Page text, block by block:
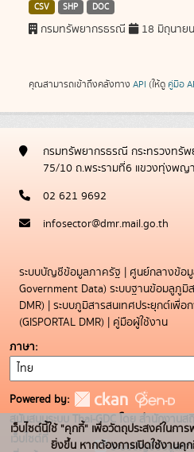
CSV SHP DOC
กรมทรัพยากรธรณี 18 มิถุนาย
คุณสามารถเข้าถึงคลังทาง API (ให้ดู คู่มือ
กรมทรัพยากรธรณี กระทรวงทรัพ
75/10 ถ.พระรามที่6 แขวงทุ่งพญ
02 621 9692
infosector@dmr.mail.go.th
ระบบบัญชีข้อมูลภาครัฐ | ศูนย์กลางข้อ
Government Data) ระบบฐานข้อมลูภูมิ
DMR) | ระบบภูมิสารสนเทศประยุกต์เพื่
(GISPORTAL DMR) | คู่มือผู้ใช้งาน
ภาษา
Powered by:
สนับสนุนระบบ Thai-GDC โดย สำนักงาน
เว็บไซต์ที่
ระบบบัญชีข้อมูลภ
เว็บไซต์นี้ใช้ "คุกกี้" เพื่อวัตถุประสงค์ในก
ยิ่งขึ้น หากต้องการเปิดใช้งานคุ